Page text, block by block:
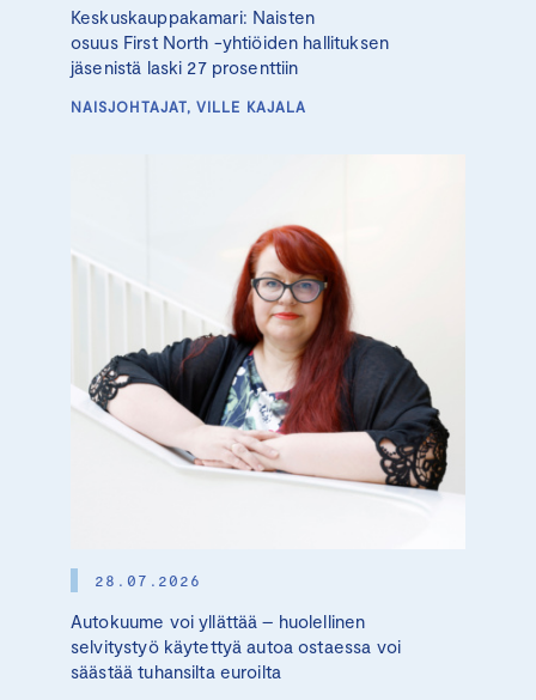
Keskuskauppakamari: Naisten
osuus First North -yhtiöiden hallituksen
jäsenistä laski 27 prosenttiin
NAISJOHTAJAT, VILLE KAJALA
28.07.2026
Autokuume voi yllättää – huolellinen
selvitystyö käytettyä autoa ostaessa voi
säästää tuhansilta euroilta